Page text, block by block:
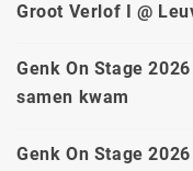
Groot Verlof I @
Genk On Stage
samen kwam
Genk On Stage